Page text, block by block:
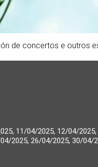
de concertos e outros
11/04/2025, 12/04/
2025, 26/04/2025, 30/04/